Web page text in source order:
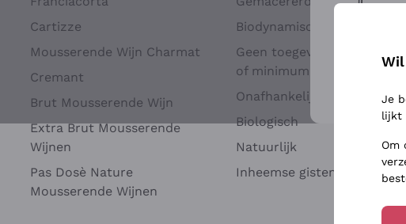
Cartizze
Mousserende Wijn Charmat
Cremant
Brut Mousserende Wijn
Extra Brut Mousserende
Wijnen
Pas Dosè Nature
Mousserende Wijnen
Biodynamisch
Geen toegevoegde sulfieten
of minimum
Onafhankelijke
Biologisch
Natuurlijk
Inheemse gisten
Voor meerJe
lijkt
Om